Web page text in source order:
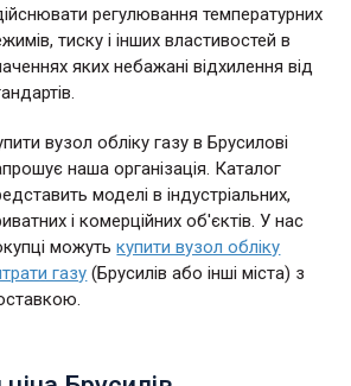
регулювання температурних
тиску і інших властивостей в
яких небажані відхилення від
вузол обліку газу в Брусилові
наша організація. Каталог
моделі в індустріальних,
і комерційних об'єктів. У нас
можутькупити вузол обліку
газу (Брусилів або інші міста) з